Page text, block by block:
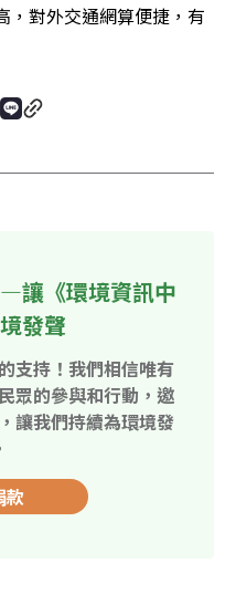
，對外交通網算便捷，有
讓《環境資訊中
發聲
支持！我們相信唯有
眾的參與和行動，邀
讓我們持續為環境發
款